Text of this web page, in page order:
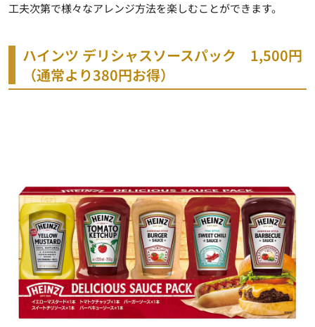
工夫次第で様々なアレンジ方法を楽しむことができます。
ハインツ デリシャスソースパック 1,500円
（通常より380円お得）